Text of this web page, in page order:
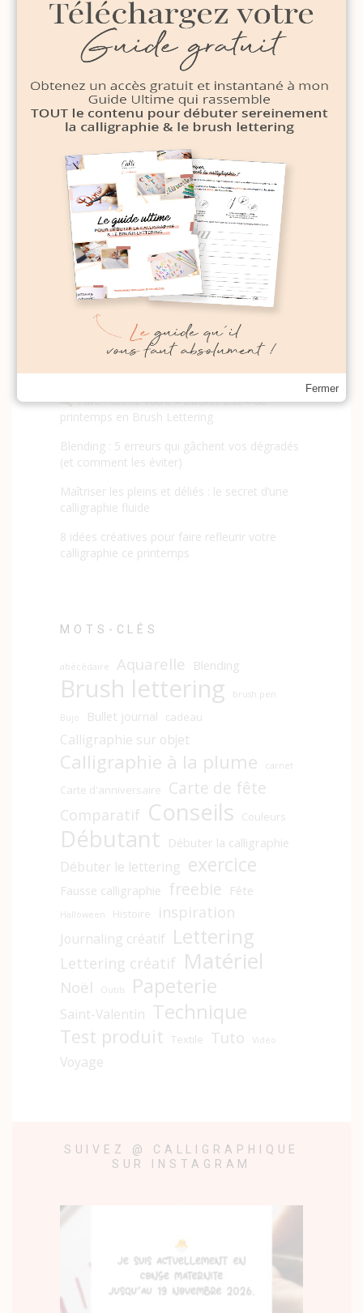
DERNIERS ARTICLES
3 schémas de composition simples pour
sublimer vos citations calligraphiées
Tuto : Créez votre « Bucket List » de
printemps en Brush Lettering
Blending : 5 erreurs qui gâchent vos dégradés
(et comment les éviter)
Maîtriser les pleins et déliés : le secret d’une
calligraphie fluide
8 idées créatives pour faire refleurir votre
calligraphie ce printemps
MOTS-CLÉS
abécédaire Aquarelle Blending
Brush lettering brush pen
Bujo Bullet journal cadeau
Calligraphie sur objet
Calligraphie à la plume carnet
Carte d'anniversaire Carte de fête
Comparatif Conseils Couleurs
Débutant Débuter la calligraphie
Débuter le lettering exercice
Fausse calligraphie freebie Fête
Halloween Histoire inspiration
Journaling créatif Lettering
Lettering créatif Matériel
Noël Outils Papeterie
Saint-Valentin Technique
Test produit Textile Tuto Vidéo
Voyage
SUIVEZ @ CALLIGRAPHIQUE
SUR INSTAGRAM
Fermer